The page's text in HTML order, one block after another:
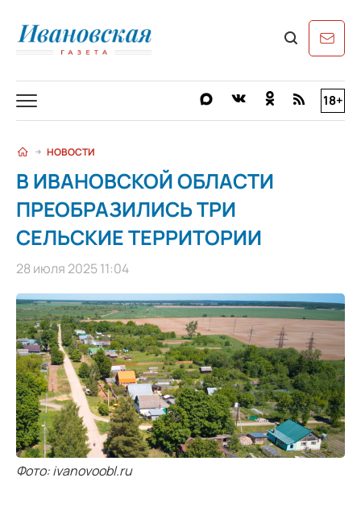
18+
НОВОСТИ
В ИВАНОВСКОЙ ОБЛАСТИ
ПРЕОБРАЗИЛИСЬ ТРИ
СЕЛЬСКИЕ ТЕРРИТОРИИ
28 июля 2025 11:04
Фото: ivanovoobl.ru